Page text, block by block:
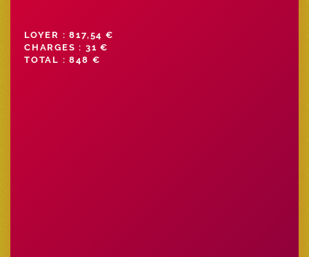
LOYER : 817,54 €
CHARGES : 31 €
TOTAL : 848 €